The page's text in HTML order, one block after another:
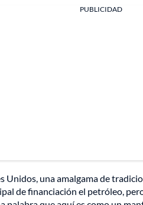
PUBLICIDAD
Unidos, una amalgama de
de financiación el petróleo,